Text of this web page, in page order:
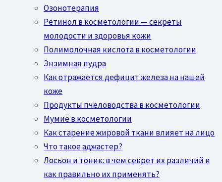
Озонотерапия
Ретинол в косметологии — секреты
молодости и здоровья кожи
Полимолочная кислота в косметологии
Энзимная пудра
Как отражается дефицит железа на нашей
коже
Продукты пчеловодства в косметологии
Мумиё в косметологии
Как старение жировой ткани влияет на лицо
Что такое аджастер?
Лосьон и тоник: в чем секрет их различий и
как правильно их применять?